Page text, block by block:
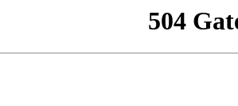
504